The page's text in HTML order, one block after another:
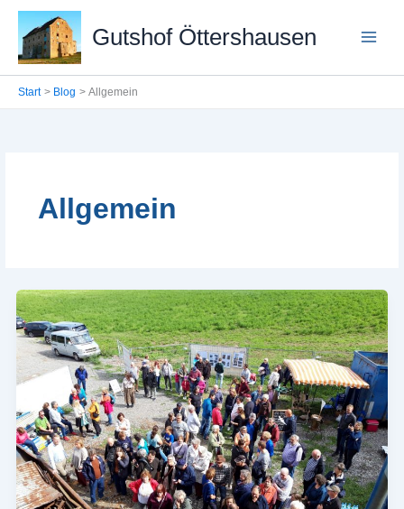
springen
Gutshof Öttershausen
Start Blog Allgemein
Allgemein